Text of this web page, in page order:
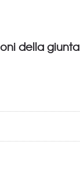
della giunta